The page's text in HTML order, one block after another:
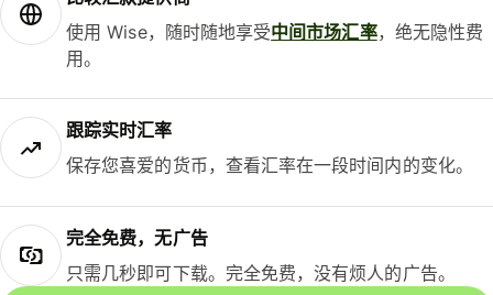
使用 Wise，随时随地享受中间市场汇率，绝无隐性费
用。
跟踪实时汇率
保存您喜爱的货币，查看汇率在一段时间内的变化。
完全免费，无广告
只需几秒即可下载。完全免费，没有烦人的广告。